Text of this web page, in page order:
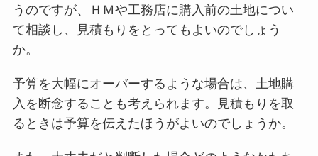
うのですが、ＨＭや工務店に購入前の土地につい
て相談し、見積もりをとってもよいのでしょう
か。
予算を大幅にオーバーするような場合は、土地購
入を断念することも考えられます。見積もりを取
るときは予算を伝えたほうがよいのでしょうか。